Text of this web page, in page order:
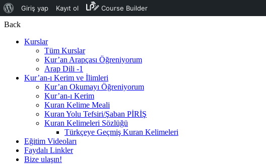
WordPress
hakkında
Giriş yap Kayıt ol Course Builder
Back
Kurslar
Tüm Kurslar
Kur’an Arapçası Öğreniyorum
Arap Dili -1
Kur’an-ı Kerim ve İlimleri
Kur’an Okumayı Öğreniyorum
Kur’an-ı Kerim
Kuran Kelime Meali
Kuran Yolu Tefsiri/Şaban PİRİŞ
Kuran Kelimeleri Sözlüğü
Türkçeye Geçmiş Kuran Kelimeleri
Eğitim Videoları
Faydalı Linkler
Bize ulaşın!